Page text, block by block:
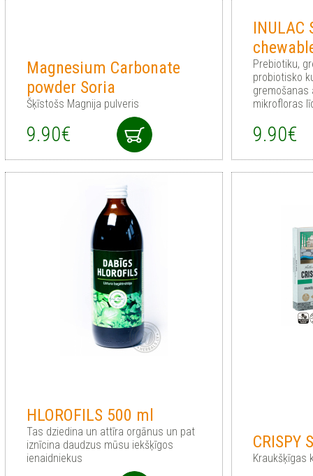
Magnesium Carbonate
powder Soria
Šķīstošs Magnija pulveris
9.90€
Prebiotiku,
probiotisko
mikrofloras
9.90€
HLOROFILS 500 ml
Tas dziedina un attīra orgānus un pat
iznīcina daudzus mūsu iekšķīgos
ienaidniekus
CRISPY
Kraukšķīgas